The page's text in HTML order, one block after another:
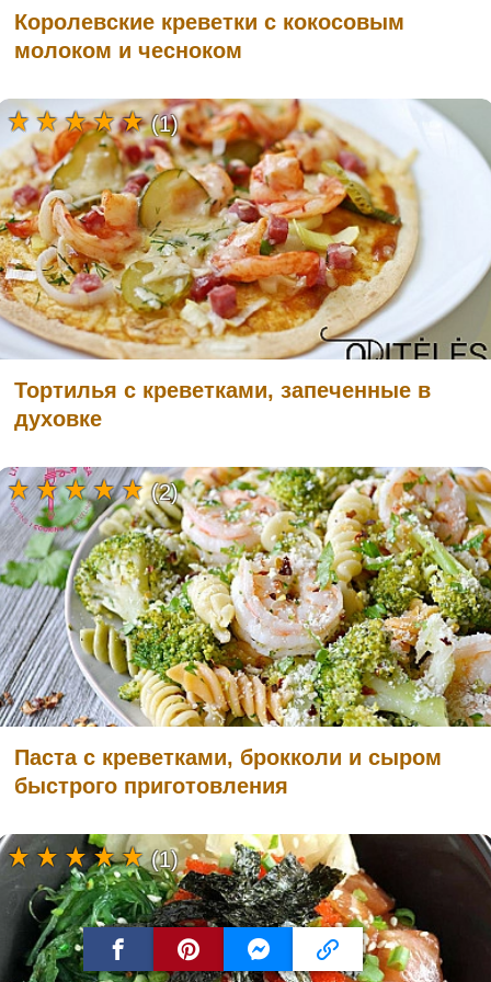
Королевские креветки с кокосовым
молоком и чесноком
Тортилья с креветками, запеченные в
духовке
(1)
Паста с креветками, брокколи и сыром
быстрого приготовления
(2)
(1)